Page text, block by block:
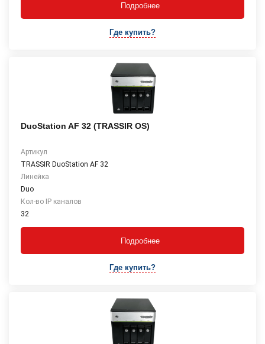
Подробнее
Где купить?
DuoStation AF 32 (TRASSIR OS)
Артикул
TRASSIR DuoStation AF 32
Линейка
Duo
Кол-во IP каналов
32
Подробнее
Где купить?